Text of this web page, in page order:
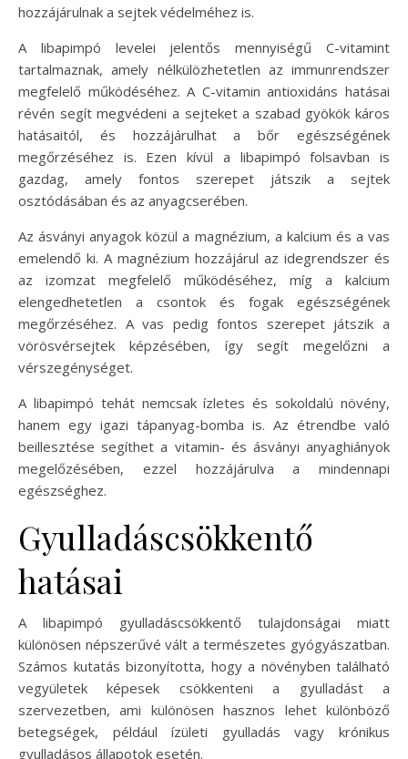
hozzájárulnak a sejtek védelméhez is.
A libapimpó levelei jelentős mennyiségű C-vitamint
tartalmaznak, amely nélkülözhetetlen az immunrendszer
megfelelő működéséhez. A C-vitamin antioxidáns hatásai
révén segít megvédeni a sejteket a szabad gyökök káros
hatásaitól, és hozzájárulhat a bőr egészségének
megőrzéséhez is. Ezen kívül a libapimpó folsavban is
gazdag, amely fontos szerepet játszik a sejtek
osztódásában és az anyagcserében.
Az ásványi anyagok közül a magnézium, a kalcium és a vas
emelendő ki. A magnézium hozzájárul az idegrendszer és
az izomzat megfelelő működéséhez, míg a kalcium
elengedhetetlen a csontok és fogak egészségének
megőrzéséhez. A vas pedig fontos szerepet játszik a
vörösvérsejtek képzésében, így segít megelőzni a
vérszegénységet.
A libapimpó tehát nemcsak ízletes és sokoldalú növény,
hanem egy igazi tápanyag-bomba is. Az étrendbe való
beillesztése segíthet a vitamin- és ásványi anyaghiányok
megelőzésében, ezzel hozzájárulva a mindennapi
egészséghez.
Gyulladáscsökkentő
hatásai
A libapimpó gyulladáscsökkentő tulajdonságai miatt
különösen népszerűvé vált a természetes gyógyászatban.
Számos kutatás bizonyította, hogy a növényben található
vegyületek képesek csökkenteni a gyulladást a
szervezetben, ami különösen hasznos lehet különböző
betegségek, például ízületi gyulladás vagy krónikus
gyulladásos állapotok esetén.